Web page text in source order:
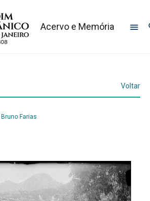
Acervo e Memória
Voltar
Bruno Farias